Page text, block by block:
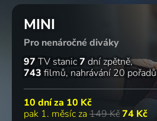
MINI
Pro nenáročné diváky
97 TV stanic7 dní zpětně
743 filmů nahrávání 20 pořadů
10 dní za 10 Kč
pak 1. měsíc za 149 Kč74 Kč